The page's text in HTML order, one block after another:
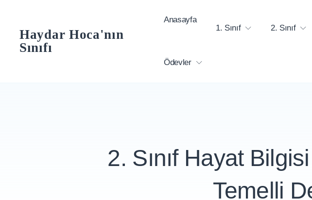
contentHaydar Hoca'nın
Sınıfı
Anasayfa
1. Sınıf
2. Sınıf
Ödevler
2. Sınıf Hayat
Temelli